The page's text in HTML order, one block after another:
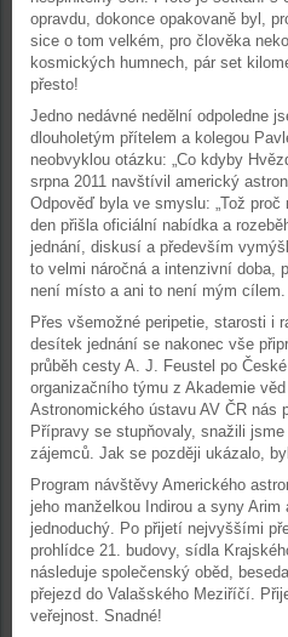
opravdu, dokonce opakovaně byl,
sice o tom velkém, pro člověka
kosmických humnech, pár set
přesto!
Jedno nedávné nedělní odpoledne
dlouholetým přítelem a kolegou
neobvyklou otázku: „Co kdyby
srpna 2011 navštívil americký
Odpověď byla ve smyslu: „Tož
den přišla oficiální nabídka a
jednání, diskusí a především
to velmi náročná a intenzivní doba,
není místo a ani to není mým cílem.
Přes všemožné peripetie, starosti i
desítek jednání se nakonec vše
průběh cesty A. J. Feustel po
organizačního týmu z Akademie
Astronomického ústavu AV ČR nás
Přípravy se stupňovaly, snažili
zájemců. Jak se později ukázalo,
Program návštěvy Amerického
jeho manželkou Indirou a syny Arim
jednoduchý. Po přijetí nejvyššími
prohlídce 21. budovy, sídla
následuje společenský oběd,
přejezd do Valašského Meziříčí.
veřejnost. Snadné!